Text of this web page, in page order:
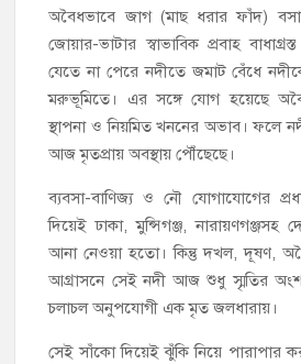
অবৈধভাবে জাগ (মাছ ধরার ফাঁদ)
জোয়ার-ভাটার স্বাভাবিক প্রবাহ
যেতে না পেরে নদীতে জমাট বেঁধে
মরুভূমিতে। এর সঙ্গে যোগ হয়েছে
স্থাপনা ও নিয়মিত খননের অভাব। ফলে
আজ মৃতপ্রায় অবস্থায় পৌঁছেছে।
ব্যবসা-বাণিজ্য ও নৌ যোগাযোগের
দিয়েই ঢাকা, মুন্সিগঞ্জ, নারায়ণগঞ্জসহ
আনা নেওয়া হতো। কিন্তু দখল, দূষণ,
আগ্রাসনে সেই নদী আজ শুধু স্মৃতির অংশ
চলাচল অনুপযোগী এক মৃত জলধারায়।
সেই সাঁকো দিয়েই ঝুঁকি নিয়ে পারাপার